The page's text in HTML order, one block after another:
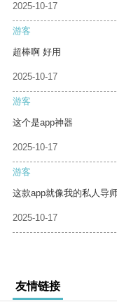
2025-10-17
游客
超棒啊 好用
2025-10-17
游客
这个是app神器
2025-10-17
游客
这款app就像我的私人导
2025-10-17
友情链接